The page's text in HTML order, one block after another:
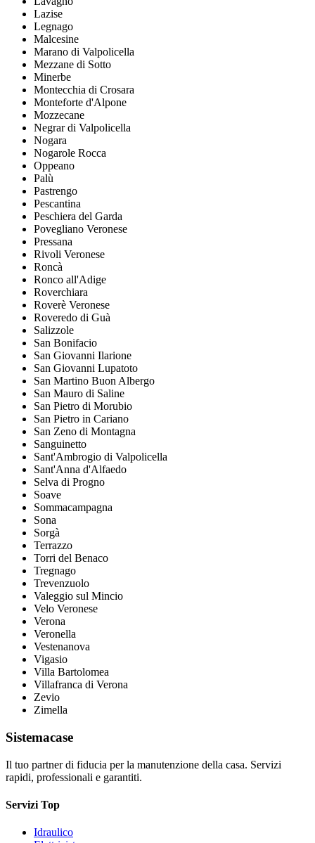
Lazise
Legnago
Malcesine
Marano di Valpolicella
Mezzane di Sotto
Minerbe
Montecchia di Crosara
Monteforte d'Alpone
Mozzecane
Negrar di Valpolicella
Nogara
Nogarole Rocca
Oppeano
Palù
Pastrengo
Pescantina
Peschiera del Garda
Povegliano Veronese
Pressana
Rivoli Veronese
Roncà
Ronco all'Adige
Roverchiara
Roverè Veronese
Roveredo di Guà
Salizzole
San Bonifacio
San Giovanni Ilarione
San Giovanni Lupatoto
San Martino Buon Albergo
San Mauro di Saline
San Pietro di Morubio
San Pietro in Cariano
San Zeno di Montagna
Sanguinetto
Sant'Ambrogio di Valpolicella
Sant'Anna d'Alfaedo
Selva di Progno
Soave
Sommacampagna
Sona
Sorgà
Terrazzo
Torri del Benaco
Tregnago
Trevenzuolo
Valeggio sul Mincio
Velo Veronese
Verona
Veronella
Vestenanova
Vigasio
Villa Bartolomea
Villafranca di Verona
Zevio
Zimella
Sistemacase
Il tuo partner di fiducia per la manutenzione della casa. Servizi
rapidi, professionali e garantiti.
Servizi Top
Idraulico